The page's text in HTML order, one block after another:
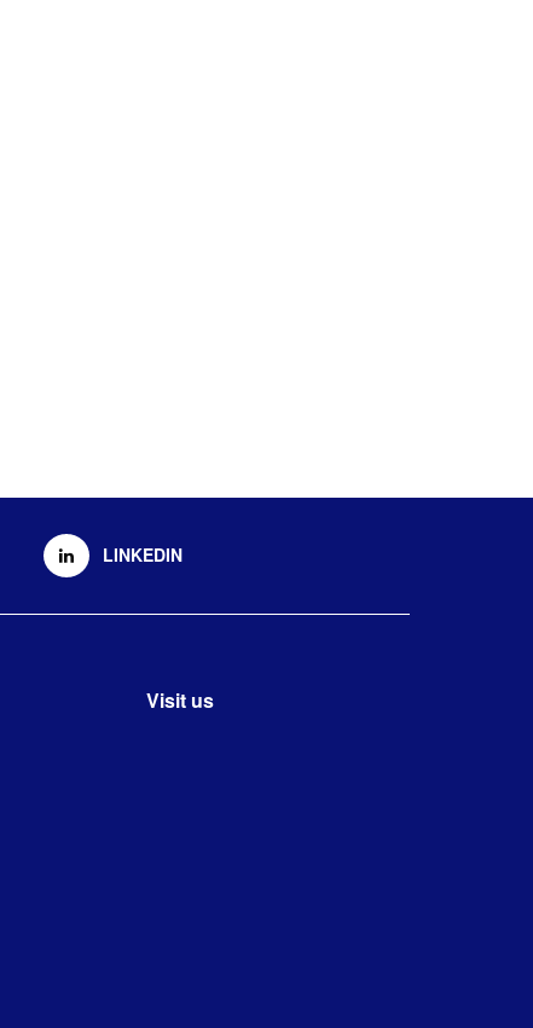
LINKEDIN
Visit us